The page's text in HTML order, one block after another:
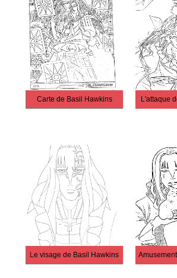
Carte de Basil Hawkins L'attaque
Le visage de Basil Hawkins